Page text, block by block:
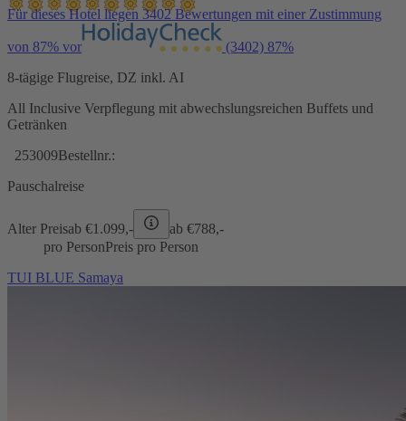
Für dieses Hotel liegen 3402 Bewertungen mit einer Zustimmung
von 87% vor (3402) 87%
8-tägige Flugreise, DZ inkl. AI
All Inclusive Verpflegung mit abwechslungsreichen Buffets und
Getränken
253009Bestellnr.:
Pauschalreise
Alter Preisab €1.099,- ab €788,-
pro PersonPreis pro Person
TUI BLUE Samaya